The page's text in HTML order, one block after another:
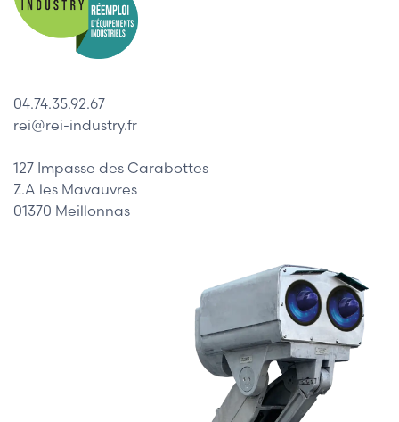
04.74.35.92.67
rei@rei-industry.fr
127 Impasse des Carabottes
Z.A les Mavauvres
01370 Meillonnas